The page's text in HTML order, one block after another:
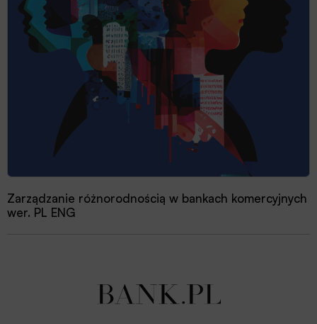
Zarządzanie różnorodnością w bankach komercyjnych
wer. PL ENG